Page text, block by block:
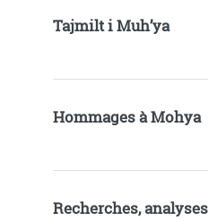
Tajmilt i Muh’ya
Hommages à Mohya
Recherches, analyses